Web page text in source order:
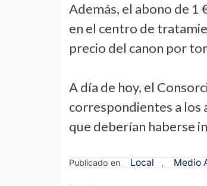
Además, el abono de
en el centro de
precio del canon por
A día de hoy, el
correspondientes a los
que deberían haberse
Publicado en Local , Medio